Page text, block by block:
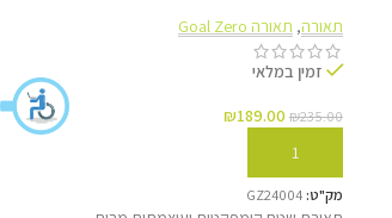
תאורה, תאורה Goal Zero
זמין במלאי
₪235.00
₪189.00
הוספה לסל
מק"ט:GZ24004